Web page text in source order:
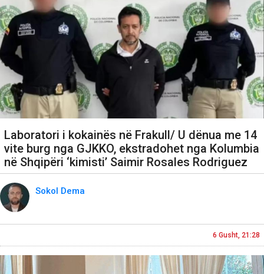
Laboratori i kokainës në Frakull/ U dënua me 14
vite burg nga GJKKO, ekstradohet nga Kolumbia
në Shqipëri ‘kimisti’ Saimir Rosales Rodriguez
Sokol Dema
6 Gusht, 21:28